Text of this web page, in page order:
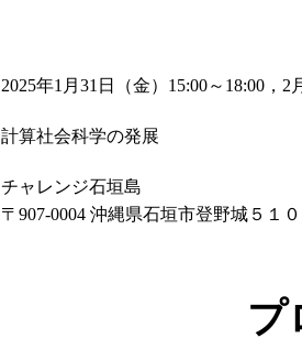
2025年1月31日（金）15:00～18:00，2
計算社会科学の発展
チャレンジ石垣島
〒907-0004 沖縄県石垣市登野城５１
プ